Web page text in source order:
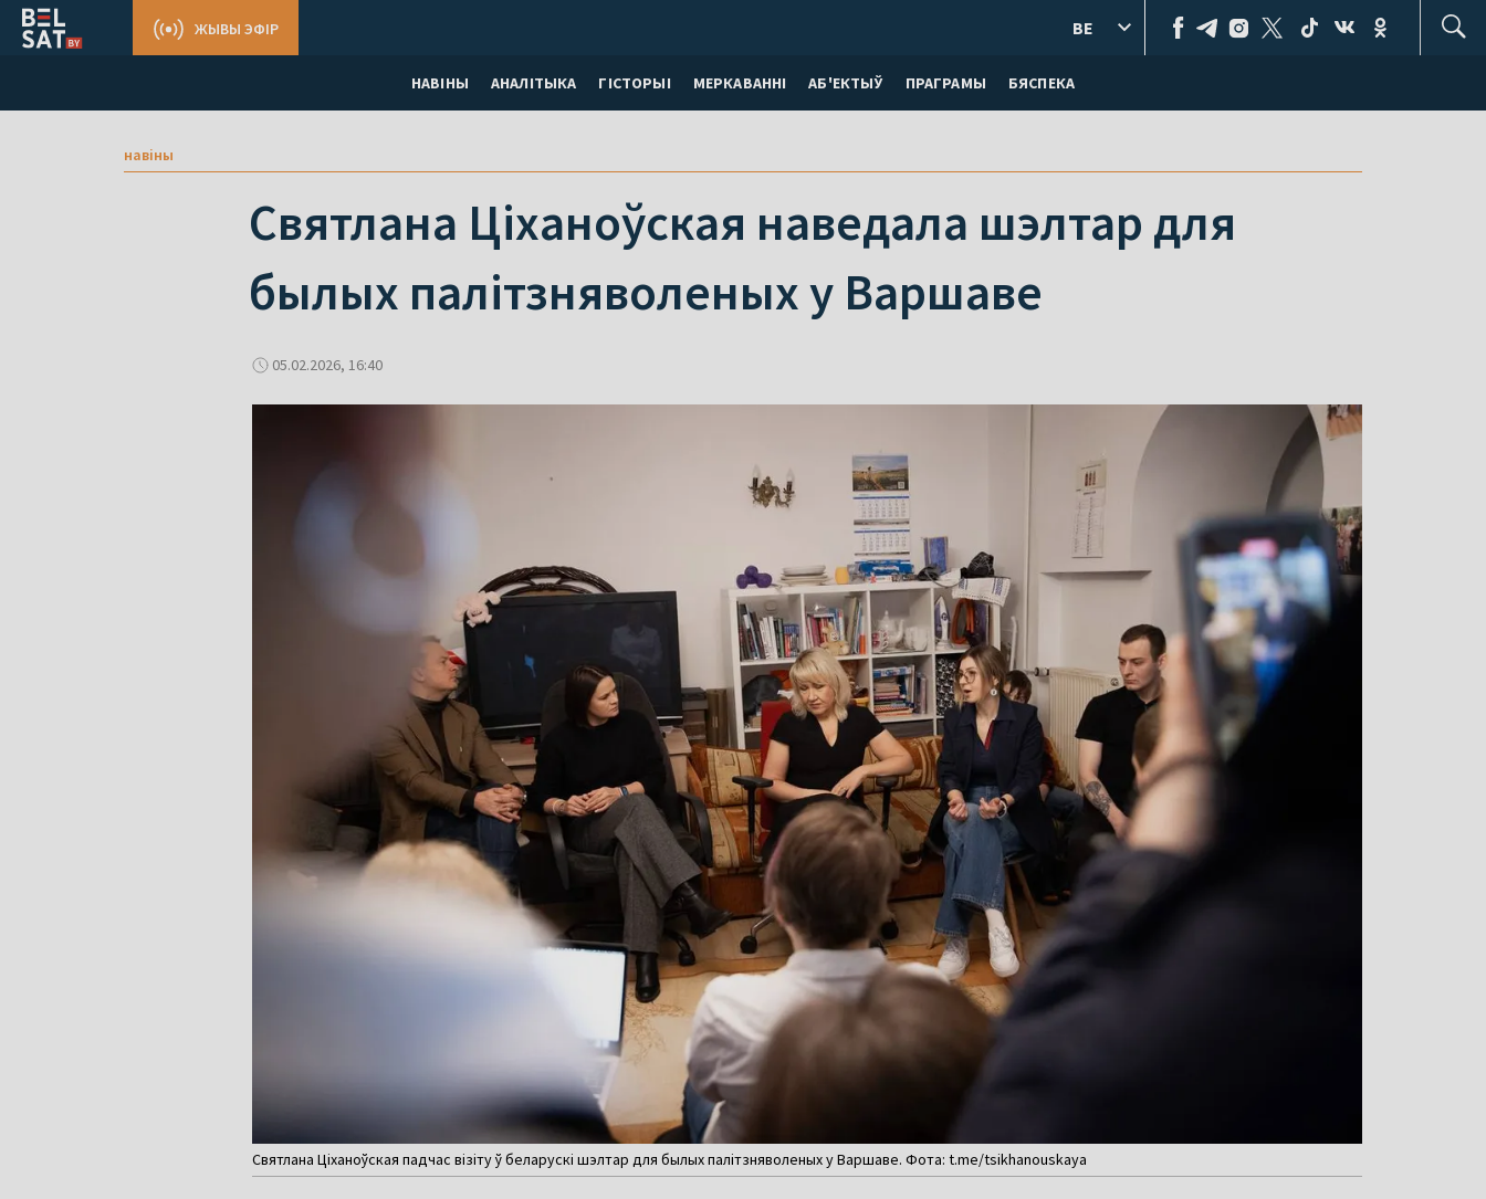
НАВІНЫ АНАЛІТЫКА ГІСТОРЫІ МЕРКАВАННI АБ'ЕКТЫЎ ПРАГРАМЫ БЯСПЕКА
ЖЫВЫ ЭФІР BE
навіны
Святлана Ціханоўская наведала шэлтар для
былых палітзняволеных у Варшаве
05.02.2026, 16:40
Святлана Ціханоўская падчас візіту ў беларускі шэлтар для былых палітзняволеных у Варшаве. Фота: t.me/tsikhanouskaya